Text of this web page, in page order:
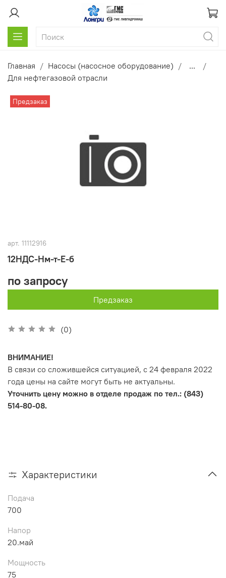
Главная Насосы (насосное оборудование)
...
Для нефтегазовой отрасли
Предзаказ
арт. 11112916
12НДС-Нм-т-Е-б
(0)
по запросу
Предзаказ
ВНИМАНИЕ!
В связи со сложившейся ситуацией, с 24 февраля 2022
года цены на сайте могут быть не актуальны.
Уточнить цену можно в отделе продаж по тел.: (843)
514-80-08.
Характеристики
Подача
700
Напор
20.май
Мощность
75